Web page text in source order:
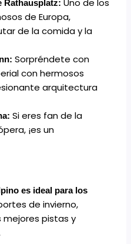
Rathausplatz: Uno de los
de Europa,
de la comida y la
Sorpréndete con
con hermosos
arquitectura
Si eres fan de la
¡es un
es ideal para los
de invierno,
mejores pistas y